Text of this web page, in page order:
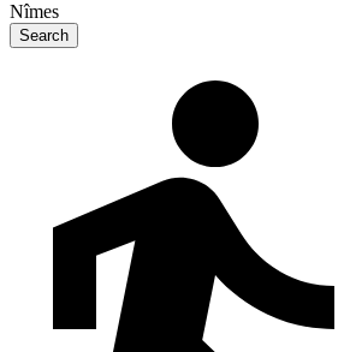
Nîmes
Search